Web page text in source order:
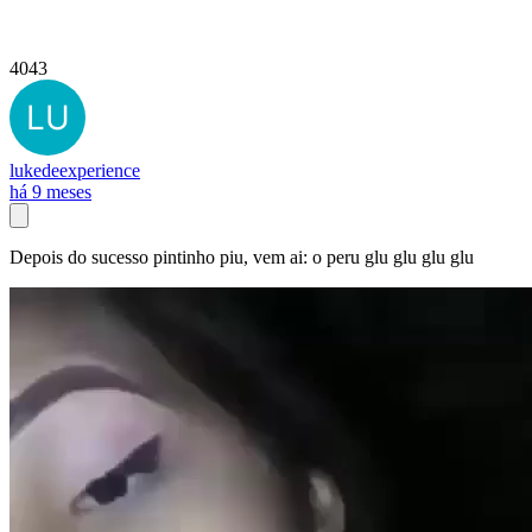
4043
lukedeexperience
há 9 meses
Depois do sucesso pintinho piu, vem ai: o peru glu glu glu glu